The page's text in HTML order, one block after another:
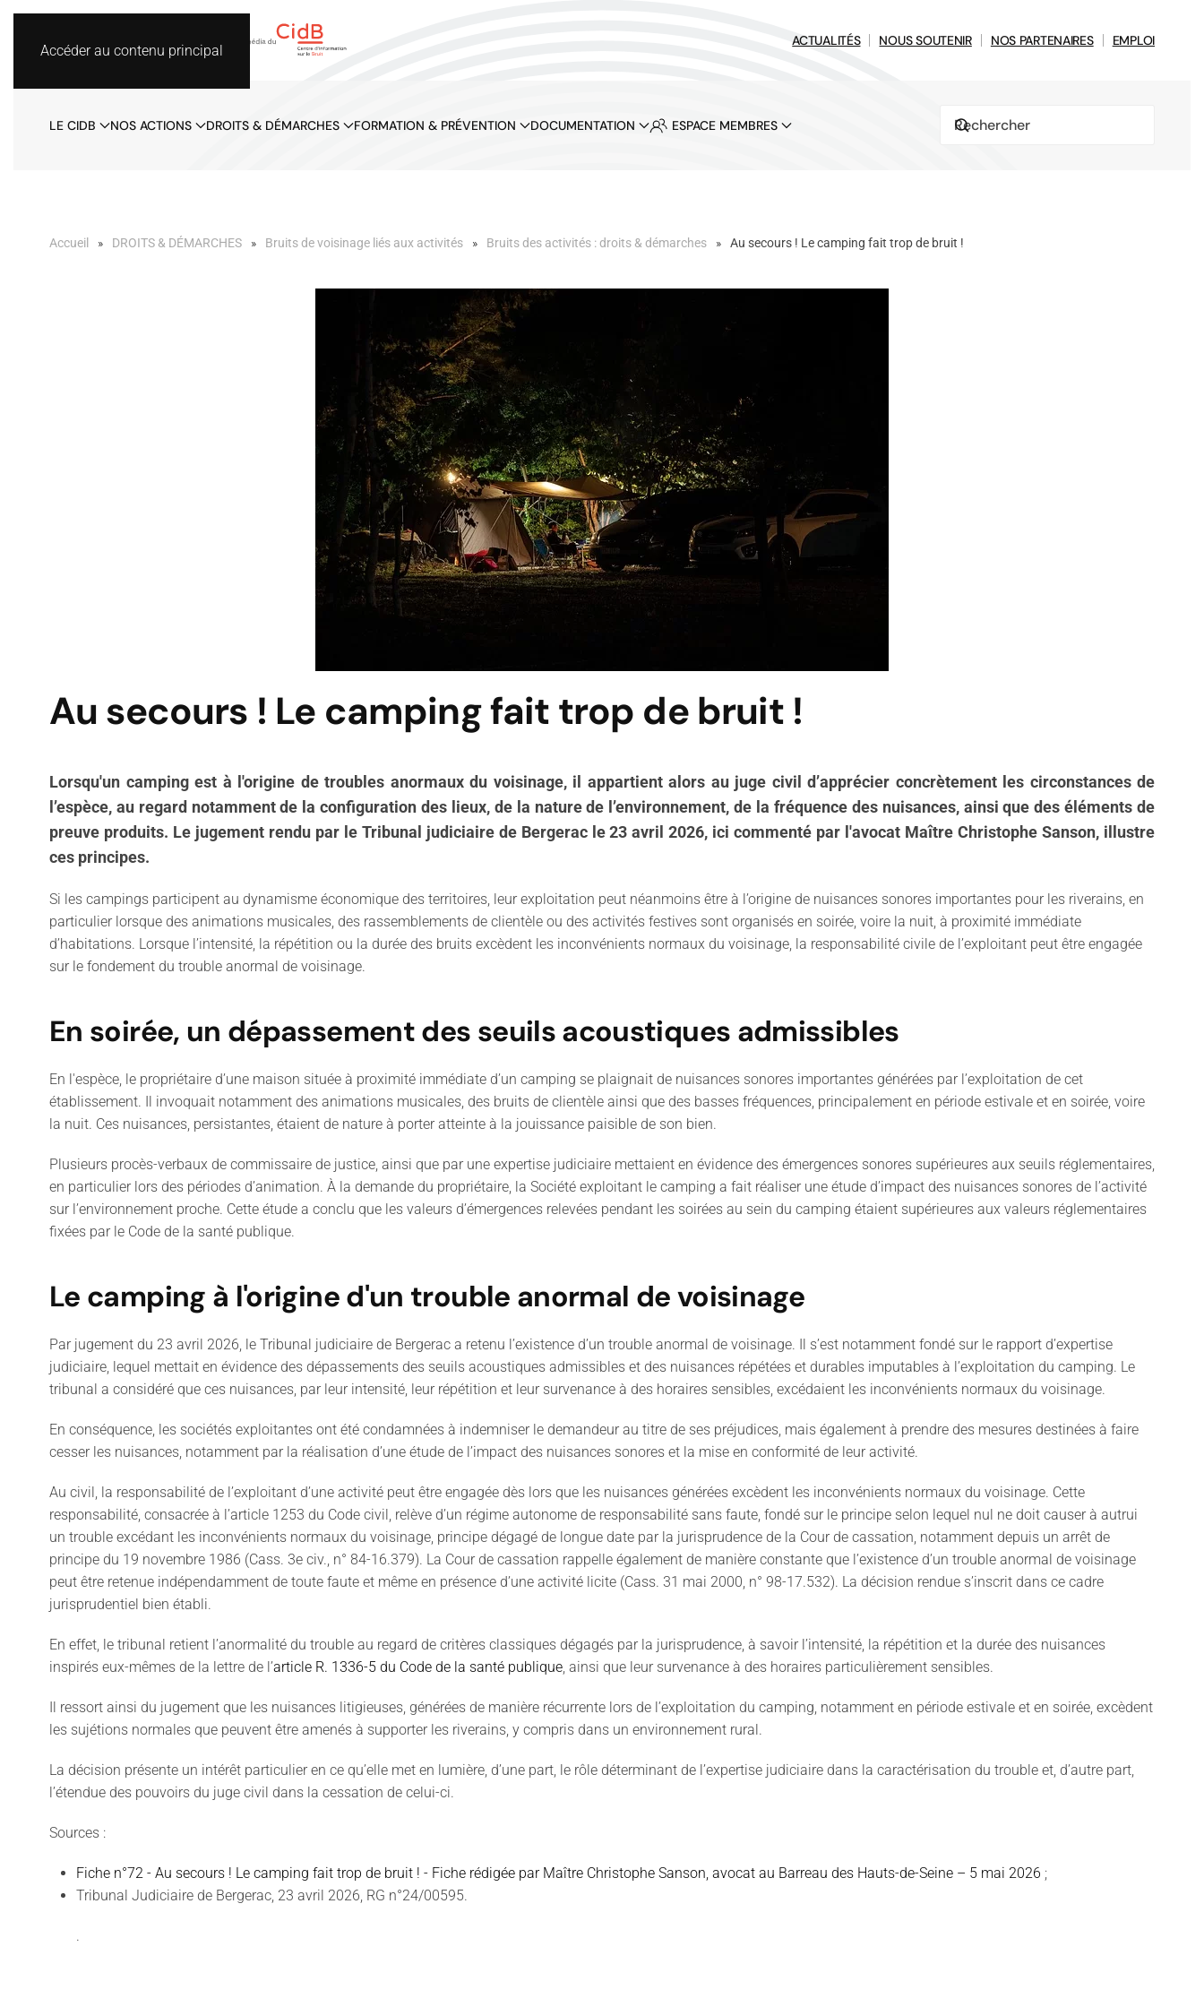
Accéder au contenu principal
ACTUALITÉS NOUS SOUTENIR NOS PARTENAIRES EMPLOI
LE CIDB NOS ACTIONS DROITS & DÉMARCHES FORMATION & PRÉVENTION DOCUMENTATION ESPACE MEMBRES
Accueil DROITS & DÉMARCHES Bruits de voisinage liés aux activités Bruits des activités : droits & démarches Au secours ! Le camping fait trop de bruit !
Au secours ! Le camping fait trop de bruit !
Lorsqu'un camping est à l'origine de troubles anormaux du voisinage, il
appartient alors au juge civil d’apprécier concrètement les circonstances de
l’espèce, au regard notamment de la configuration des lieux, de la nature de l’environnement, de la fréquence des nuisances, ainsi que des éléments de
preuve produits. Le jugement rendu par le Tribunal judiciaire de Bergerac le 23 avril 2026, ici commenté par l'avocat Maître Christophe Sanson, illustre
ces principes.
Si les campings participent au dynamisme économique des territoires, leur exploitation peut néanmoins être à l’origine de nuisances sonores importantes pour les riverains, en
particulier lorsque des animations musicales, des rassemblements de clientèle ou des activités festives sont organisés en soirée, voire la nuit, à proximité immédiate
d’habitations. Lorsque l’intensité, la répétition ou la durée des bruits excèdent les inconvénients normaux du voisinage, la responsabilité civile de l’exploitant peut être engagée
sur le fondement du trouble anormal de voisinage.
En soirée, un dépassement des seuils acoustiques admissibles
En l'espèce, le propriétaire d’une maison située à proximité immédiate d’un camping se plaignait de nuisances sonores importantes générées par l’exploitation de cet
établissement. Il invoquait notamment des animations musicales, des bruits de clientèle ainsi que des basses fréquences, principalement en période estivale et en soirée, voire
la nuit. Ces nuisances, persistantes, étaient de nature à porter atteinte à la jouissance paisible de son bien.
Plusieurs procès-verbaux de commissaire de justice, ainsi que par une expertise judiciaire mettaient en évidence des émergences sonores supérieures aux seuils réglementaires,
en particulier lors des périodes d’animation. À la demande du propriétaire, la Société exploitant le camping a fait réaliser une étude d’impact des nuisances sonores de l’activité
sur l’environnement proche. Cette étude a conclu que les valeurs d’émergences relevées pendant les soirées au sein du camping étaient supérieures aux valeurs réglementaires
fixées par le Code de la santé publique.
Le camping à l'origine d'un trouble anormal de voisinage
Par jugement du 23 avril 2026, le Tribunal judiciaire de Bergerac a retenu l’existence d’un trouble anormal de voisinage. Il s’est notamment fondé sur le rapport d’expertise
judiciaire, lequel mettait en évidence des dépassements des seuils acoustiques admissibles et des nuisances répétées et durables imputables à l’exploitation du camping. Le
tribunal a considéré que ces nuisances, par leur intensité, leur répétition et leur survenance à des horaires sensibles, excédaient les inconvénients normaux du voisinage.
En conséquence, les sociétés exploitantes ont été condamnées à indemniser le demandeur au titre de ses préjudices, mais également à prendre des mesures destinées à faire
cesser les nuisances, notamment par la réalisation d’une étude de l’impact des nuisances sonores et la mise en conformité de leur activité.
Au civil, la responsabilité de l’exploitant d’une activité peut être engagée dès lors que les nuisances générées excèdent les inconvénients normaux du voisinage. Cette
responsabilité, consacrée à l’article 1253 du Code civil, relève d’un régime autonome de responsabilité sans faute, fondé sur le principe selon lequel nul ne doit causer à autrui
un trouble excédant les inconvénients normaux du voisinage, principe dégagé de longue date par la jurisprudence de la Cour de cassation, notamment depuis un arrêt de
principe du 19 novembre 1986 (Cass. 3e civ., n° 84-16.379). La Cour de cassation rappelle également de manière constante que l’existence d’un trouble anormal de voisinage
peut être retenue indépendamment de toute faute et même en présence d’une activité licite (Cass. 31 mai 2000, n° 98-17.532). La décision rendue s’inscrit dans ce cadre
jurisprudentiel bien établi.
En effet, le tribunal retient l’anormalité du trouble au regard de critères classiques dégagés par la jurisprudence, à savoir l’intensité, la répétition et la durée des nuisances
inspirés eux-mêmes de la lettre de l’article R. 1336-5 du Code de la santé publique, ainsi que leur survenance à des horaires particulièrement sensibles.
Il ressort ainsi du jugement que les nuisances litigieuses, générées de manière récurrente lors de l’exploitation du camping, notamment en période estivale et en soirée, excèdent
les sujétions normales que peuvent être amenés à supporter les riverains, y compris dans un environnement rural.
La décision présente un intérêt particulier en ce qu’elle met en lumière, d’une part, le rôle déterminant de l’expertise judiciaire dans la caractérisation du trouble et, d’autre part,
l’étendue des pouvoirs du juge civil dans la cessation de celui-ci.
Sources :
Fiche n°72 - Au secours ! Le camping fait trop de bruit ! - Fiche rédigée par Maître Christophe Sanson, avocat au Barreau des Hauts-de-Seine – 5 mai 2026 ;
Tribunal Judiciaire de Bergerac, 23 avril 2026, RG n°24/00595.
.